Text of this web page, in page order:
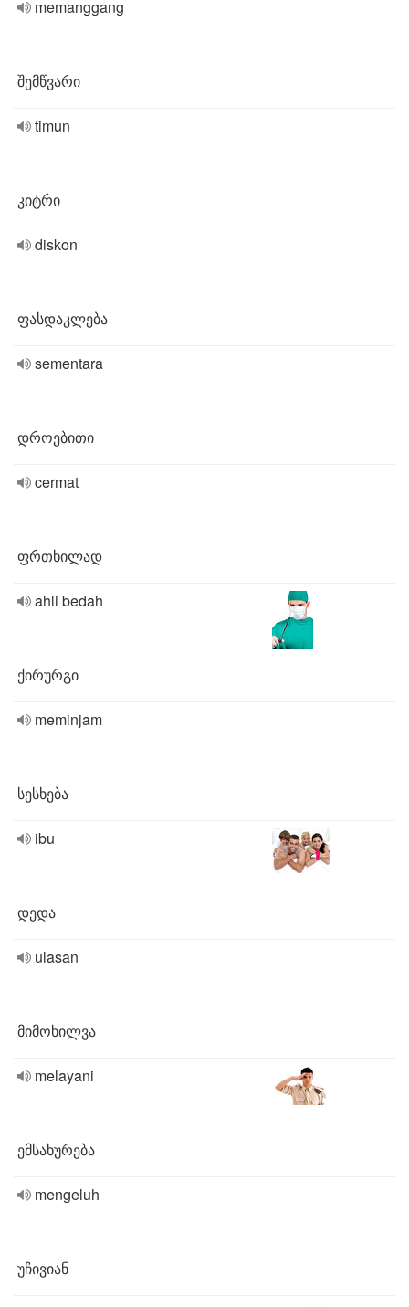
memanggang
შემწვარი
timun
კიტრი
diskon
ფასდაკლება
sementara
დროებითი
cermat
ფრთხილად
ahli bedah
ქირურგი
meminjam
სესხება
ibu
დედა
ulasan
მიმოხილვა
melayani
ემსახურება
mengeluh
უჩივიან